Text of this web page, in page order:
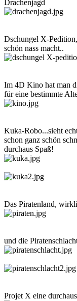
Drachenjagd
Dschungel X-
schön nass macht..
Im 4D Kino hat man
für eine bestimmte
Kuka-Robo...sieht
schon ganz schön
durchaus Spaß!
Das Piratenland,
und die
Projet X eine